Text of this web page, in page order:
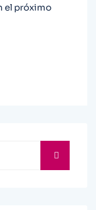
el próximo